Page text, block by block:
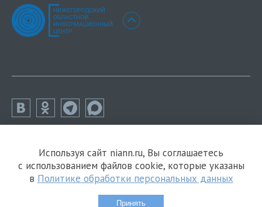
Используя сайт niann.ru, Вы соглашаетесь
с использованием файлов cookie, которые указаны
в Политике обработки персональных данных
Принять